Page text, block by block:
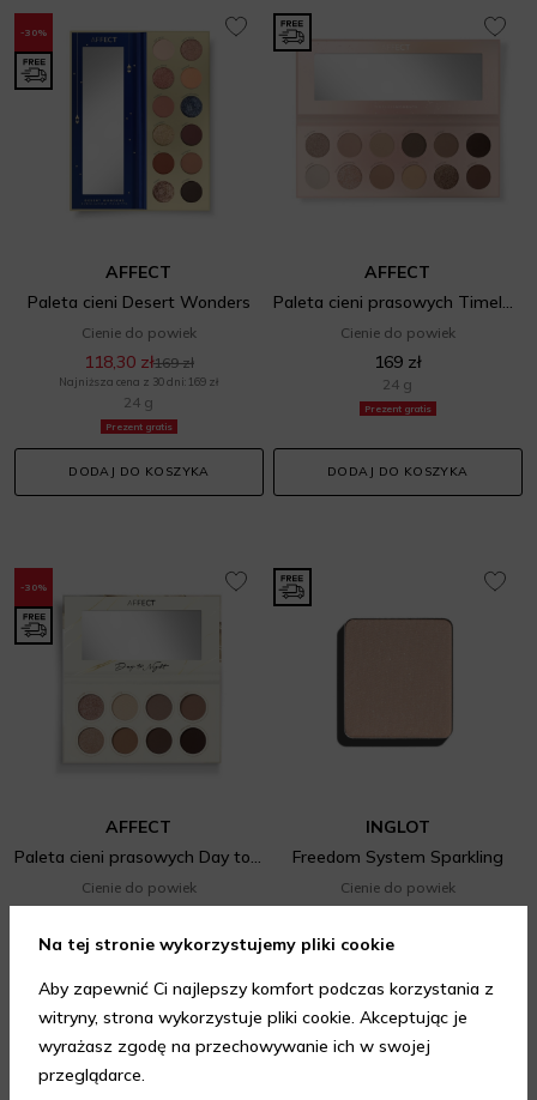
-30%
Prezent gratis
AFFECT
Paleta cieni Desert Wonders
Cienie do powiek
118,30 zł169 zł
Najniższa cena z 30 dni: 169 zł
24 g
DODAJ DO KOSZYKA
Prezent gratis
AFFECT
Paleta cieni prasowych Timeless Moments
Cienie do powiek
169 zł
24 g
DODAJ DO KOSZYKA
-30%
Prezent gratis
AFFECT
Paleta cieni prasowych Day to Night
Cienie do powiek
Najniższa cena z 30 dni: 76,44 zł
DODAJ DO KOSZYKA
INGLOT
Freedom System Sparkling
Cienie do powiek
2,5 g(dostępne 6 wariantów)
WYBIERZ WARIANT
Na tej stronie wykorzystujemy pliki cookie
Aby zapewnić Ci najlepszy komfort podczas korzystania z
witryny, strona wykorzystuje pliki cookie. Akceptując je
wyrażasz zgodę na przechowywanie ich w swojej
przeglądarce.